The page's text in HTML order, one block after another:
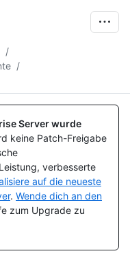
/
/
Server wurde
keine Patch-Freigabe
verbesserte
auf die neueste
. Wende dich an den
zum Upgrade zu